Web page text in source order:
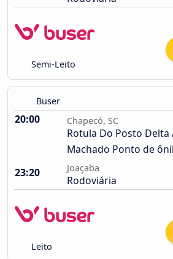
Semi-Leito
Buser
20:00 Chapecó, SC
Rotula Do Posto Delta
Machado Ponto de
23:20
Joaçaba
Rodoviária
Leito